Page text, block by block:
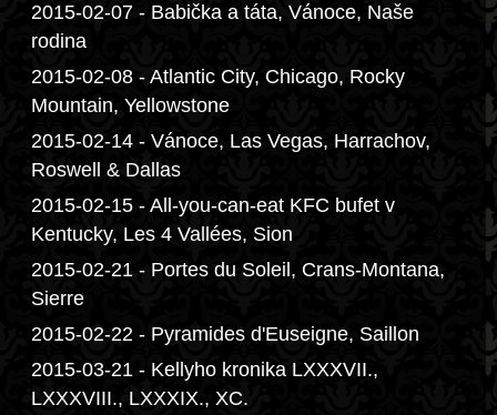
2015-02-07 - Babička a táta, Vánoce, Naše
rodina
2015-02-08 - Atlantic City, Chicago, Rocky
Mountain, Yellowstone
2015-02-14 - Vánoce, Las Vegas, Harrachov,
Roswell & Dallas
2015-02-15 - All-you-can-eat KFC bufet v
Kentucky, Les 4 Vallées, Sion
2015-02-21 - Portes du Soleil, Crans-Montana,
Sierre
2015-02-22 - Pyramides d'Euseigne, Saillon
2015-03-21 - Kellyho kronika LXXXVII.,
LXXXVIII., LXXXIX., XC.